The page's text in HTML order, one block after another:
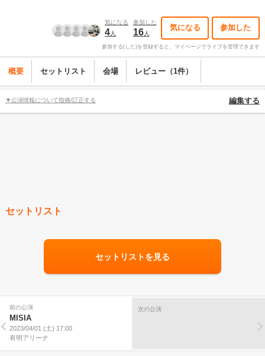
気になる
4人
参加した
16人
気になる 参加した
参加する(した)を登録すると、マイページでライブを管理できます
概要 セットリスト 会場 レビュー（1件）
▼公演情報について指摘/訂正する 編集する
セットリスト
セットリストを見る
前の公演
MISIA
2023/04/01 (土) 17:00
有明アリーナ
次の公演